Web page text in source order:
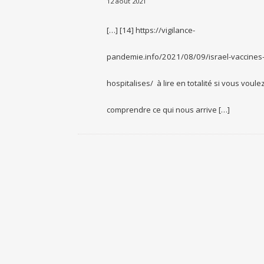
[…] [14] https://vigilance-
pandemie.info/2021/08/09/israel-vaccines-
hospitalises/ à lire en totalité si vous voulez
comprendre ce qui nous arrive […]